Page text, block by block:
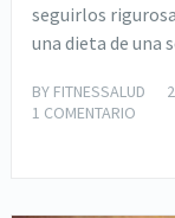
seguirlos
una dieta de una
BY FITNESSALUD
1 COMENTARIO